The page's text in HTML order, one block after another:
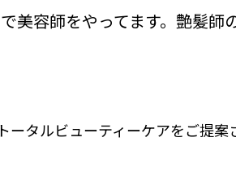
美容師をやってます。艶髪師
ータルビューティーケアをご提案